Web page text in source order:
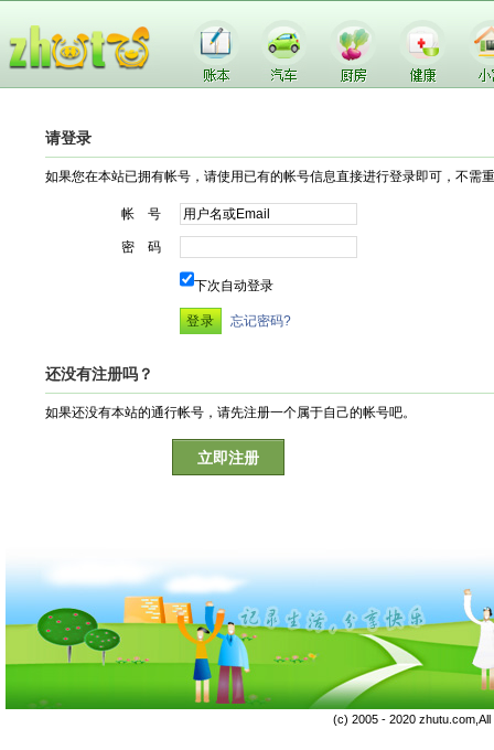
请登录
如果您在本站已拥有帐号，请使用已有的帐号信息直接进行登录即可，不需
帐 号
密 码
下次自动登录
忘记密码?
还没有注册吗？
如果还没有本站的通行帐号，请先注册一个属于自己的帐号吧。
立即注册
(c) 2005 - 2020